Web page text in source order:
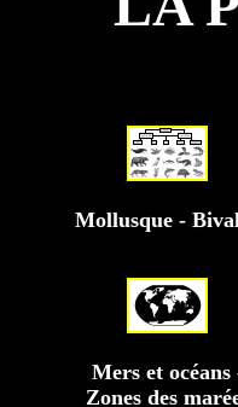
Mollusque -
Mers et océans
Zones des